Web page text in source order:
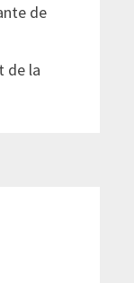
de
de la